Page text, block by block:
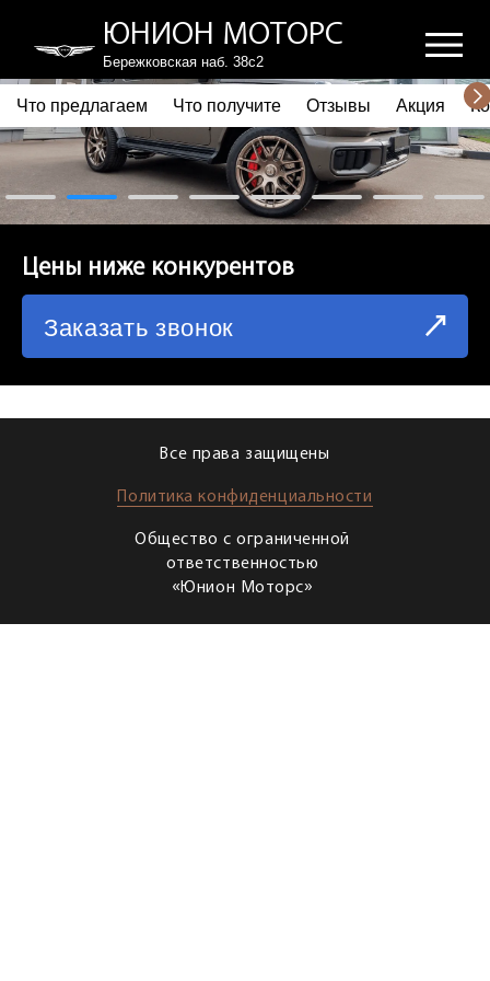
ЮНИОН МОТОРС
Бережковская наб. 38с2
ПОЧЕМУ ВЫБИРАЮТ НАС
ЧТО ПРЕДЛАГАЕМ
ЧТО ПОЛУЧИТЕ
СХЕМА ПРОЕЗДА
Что предлагаем Что получите Отзывы Акция
Цены ниже конкурентов
Заказать звонок
Все права защищены
Политика конфиденциальности
Общество с ограниченной
ответственностью
«Юнион Моторс»